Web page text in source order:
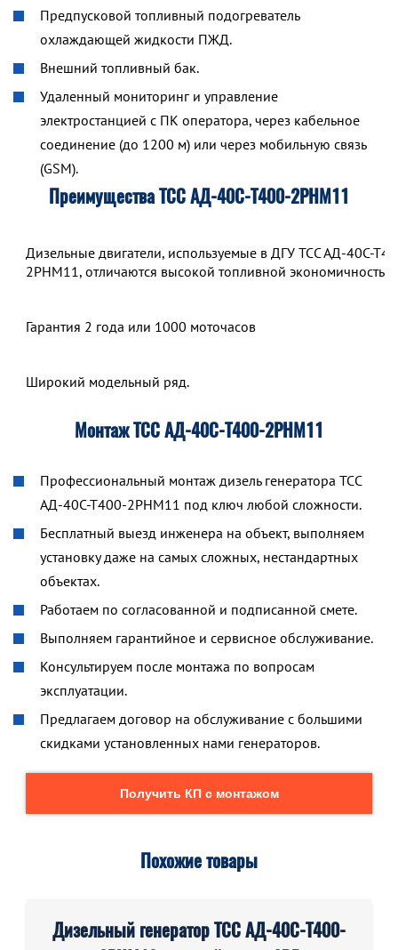
Предпусковой топливный подогреватель
охлаждающей жидкости ПЖД.
Внешний топливный бак.
Удаленный мониторинг и управление
электростанцией с ПК оператора, через кабельное
соединение (до 1200 м) или через мобильную связь
(GSM).
Преимущества ТСС АД-40С-Т400-2РНМ11
Дизельные двигатели, используемые в ДГУ ТСС АД-40С-
2РНМ11, отличаются высокой топливной экономичностью.
Гарантия 2 года или 1000 моточасов
Широкий модельный ряд.
Монтаж ТСС АД-40С-Т400-2РНМ11
Профессиональный монтаж дизель генератора ТСС
АД-40С-Т400-2РНМ11 под ключ любой сложности.
Бесплатный выезд инженера на объект, выполняем
установку даже на самых сложных, нестандартных
объектах.
Работаем по согласованной и подписанной смете.
Выполняем гарантийное и сервисное обслуживание.
Консультируем после монтажа по вопросам
эксплуатации.
Предлагаем договор на обслуживание с большими
скидками установленных нами генераторов.
Получить КП с монтажом
Похожие товары
Дизельный генератор ТСС АД-40С-Т400-